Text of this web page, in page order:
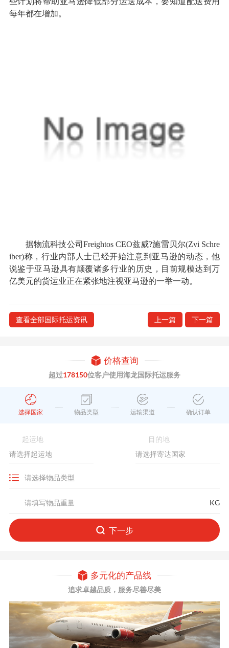
每年都在增加。
据物流科技公司Freightos CEO兹威?施雷贝尔(Zvi Schre
iber)称，行业内部人士已经开始注意到亚马逊的动态，他
说鉴于亚马逊具有颠覆诸多行业的历史，目前规模达到万
亿美元的货运业正在紧张地注视亚马逊的一举一动。
查看全部国际托运资讯 上一篇 下一篇
价格查询
超过178150位客户使用海龙国际托运服务
选择国家 物品类型 运输渠道 确认订单
起运地 目的地
KG
下一步
多元化的产品线
追求卓越品质，服务尽善尽美